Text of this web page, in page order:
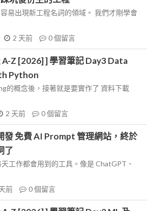
易出現新工程名詞的領域。 我們才剛學會
2 天前 0個留言
Z [2026] ] 學習筆記 Day3 Data
Python
的概念後，接著就是要實作了 資料下載
2 天前 0個留言
發 免費 AI Prompt 管理網站，終於
了
工作都會用到的工具。像是 ChatGPT、
前 0個留言